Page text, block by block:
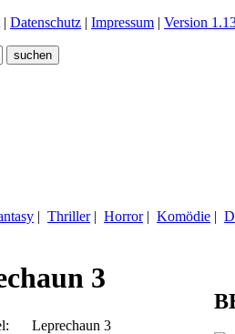
| Datenschutz | Impressum | Version
| Thriller| Horror| Komödie |
3
Leprechaun 3